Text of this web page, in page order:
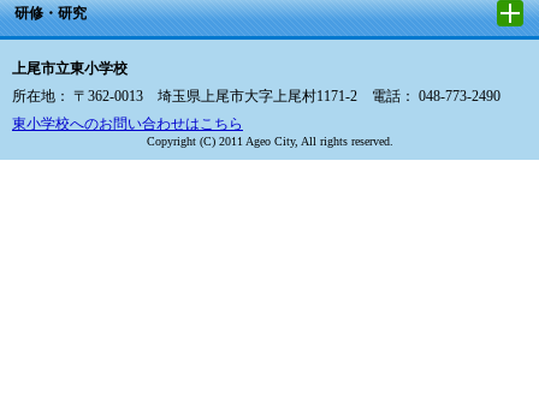
研修・研究
上尾市立東小学校
所在地： 〒362-0013 埼玉県上尾市大字上尾村1171-2 電話： 048-773-2490
東小学校へのお問い合わせはこちら
Copyright (C) 2011 Ageo City, All rights reserved.